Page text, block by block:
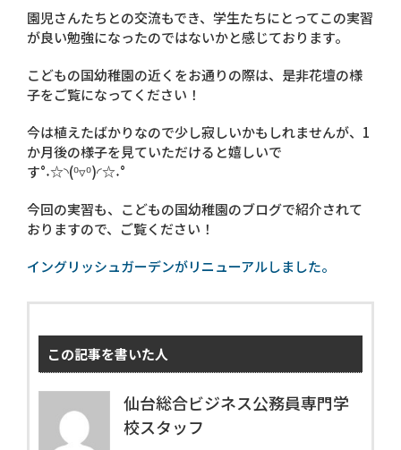
園児さんたちとの交流もでき、学生たちにとってこの実習
が良い勉強になったのではないかと感じております。
こどもの国幼稚園の近くをお通りの際は、是非花壇の様
子をご覧になってください！
今は植えたばかりなので少し寂しいかもしれませんが、1
か月後の様子を見ていただけると嬉しいで
す°˖☆◝(⁰▿⁰)◜☆˖°
今回の実習も、こどもの国幼稚園のブログで紹介されて
おりますので、ご覧ください！
イングリッシュガーデンがリニューアルしました。
この記事を書いた人
仙台総合ビジネス公務員専門学
校スタッフ